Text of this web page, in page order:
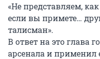
«Не представляем,
если вы примете…
талисман».
В ответ на это глава
арсенала и